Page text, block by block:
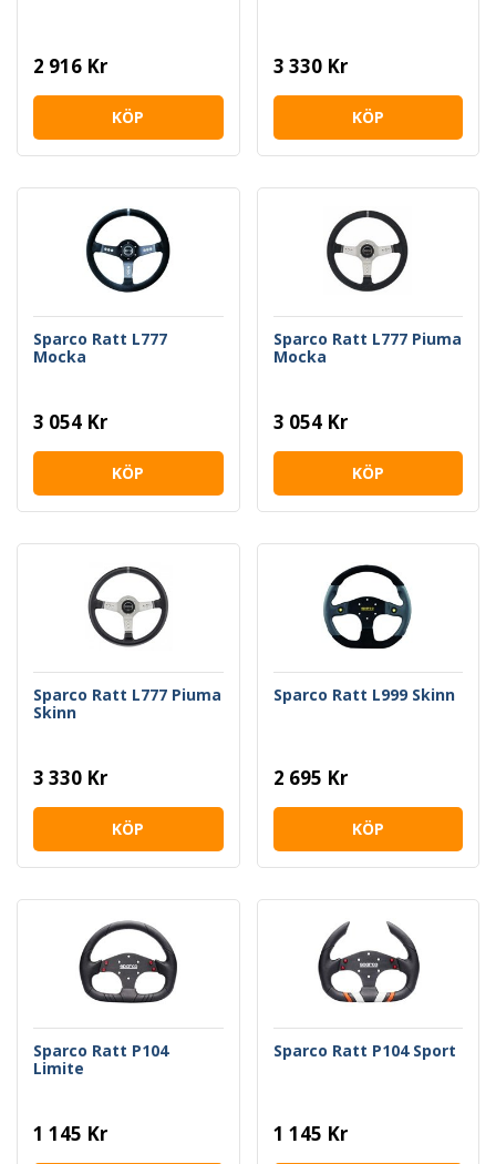
2 916 Kr
KÖP
3 330 Kr
KÖP
Sparco Ratt L777
Mocka
3 054 Kr
KÖP
Sparco Ratt L777 Piuma
Mocka
3 054 Kr
KÖP
Sparco Ratt L777 Piuma
Skinn
3 330 Kr
KÖP
Sparco Ratt L999 Skinn
2 695 Kr
KÖP
Sparco Ratt P104
Limite
1 145 Kr
Sparco Ratt P104 Sport
1 145 Kr